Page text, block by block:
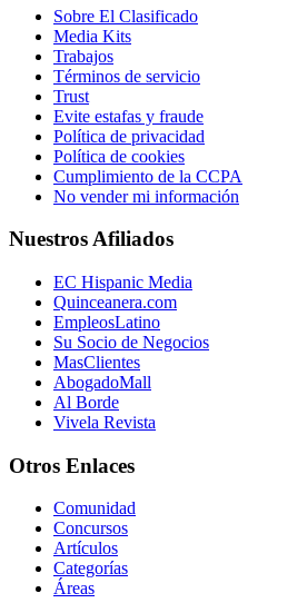
Sobre El Clasificado
Media Kits
Trabajos
Términos de servicio
Trust
Evite estafas y fraude
Política de privacidad
Política de cookies
Cumplimiento de la CCPA
No vender mi información
Nuestros Afiliados
EC Hispanic Media
Quinceanera.com
EmpleosLatino
Su Socio de Negocios
MasClientes
AbogadoMall
Al Borde
Vivela Revista
Otros Enlaces
Comunidad
Concursos
Artículos
Categorías
Áreas